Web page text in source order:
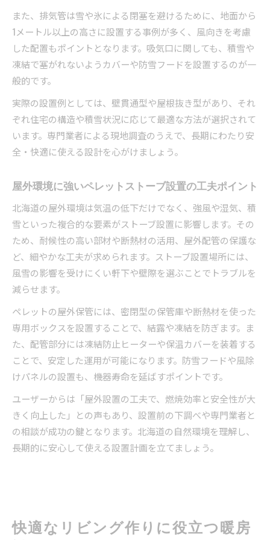
また、排気管は雪や氷による閉塞を避けるために、地面から
1メートル以上の高さに設置する事例が多く、風向きを考慮
した配置もポイントとなります。吸気口に関しても、積雪や
凍結で塞がれないようカバーや防雪フードを設置するのが一
般的です。
実際の設置例としては、壁貫通型や屋根抜き型があり、それ
ぞれ住宅の構造や積雪状況に応じて最適な方法が選択されて
います。専門業者による現地調査のうえで、長期にわたり安
全・快適に使える設計を心がけましょう。
屋外環境に強いペレットストーブ設置の工夫ポイント
北海道の屋外環境は気温の低下だけでなく、強風や湿気、積
雪といった複合的な要素がストーブ設置に影響します。その
ため、耐候性の高い部材や断熱材の活用、屋外配管の保護な
ど、細やかな工夫が求められます。ストーブ設置場所には、
風雪の影響を受けにくい軒下や壁際を選ぶことでトラブルを
減らせます。
ペレットの屋外保管には、密閉型の保管庫や断熱材を使った
専用ボックスを設置することで、結露や凍結を防ぎます。ま
た、配管部分には凍結防止ヒーターや保温カバーを装着する
ことで、安定した運用が可能になります。防雪フードや風除
けパネルの設置も、機器寿命を延ばすポイントです。
ユーザーからは「屋外設置の工夫で、燃焼効率と安全性が大
きく向上した」との声もあり、設置前の下調べや専門業者と
の相談が成功の鍵となります。北海道の自然環境を理解し、
長期的に安心して使える設置計画を立てましょう。
快適なリビング作りに役立つ暖房